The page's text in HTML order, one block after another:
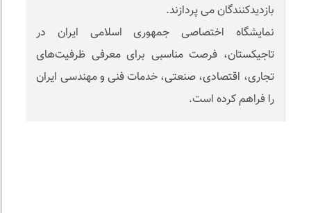
بازدیدکنندگان می پردازند.
نمایشگاه اختصاصی جمهوری اسلامی ایران در
تاجیکستان، فرصت مناسبی برای معرفی ظرفیت‌های
تجاری، اقتصادی، صنعتی، خدمات فنی ‌و مهندسی ایران
را فراهم کرده است.